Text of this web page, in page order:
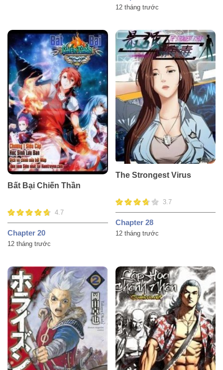
12 tháng trước
Bất Bại Chiến Thần
4.7
Chapter 20
12 tháng trước
The Strongest Virus
3.7
Chapter 28
12 tháng trước